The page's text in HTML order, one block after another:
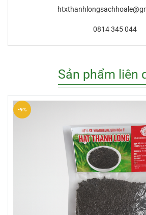
0814 345 044
Sản phẩm liên
-9%